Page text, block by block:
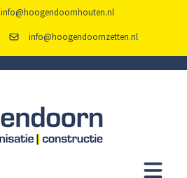
info@hoogendoornhouten.nl
info@hoogendoornzetten.nl